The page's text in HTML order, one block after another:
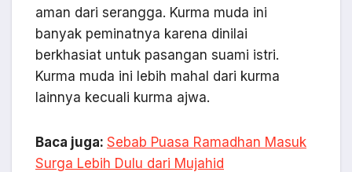
aman dari serangga. Kurma muda ini
banyak peminatnya karena dinilai
berkhasiat untuk pasangan suami istri.
Kurma muda ini lebih mahal dari kurma
lainnya kecuali kurma ajwa.
Baca juga: Sebab Puasa Ramadhan Masuk
Surga Lebih Dulu dari Mujahid